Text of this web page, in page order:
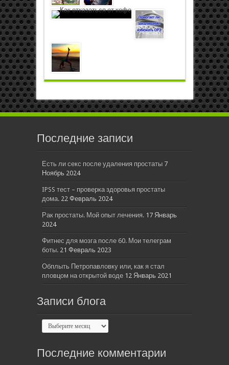
Последние записи
Есть ли секс после удаления простаты 7
Ноябрь 2024
IPSS тест – проверка здоровья простаты
дома. 22 Февраль 2024
Рак простаты. Мой опыт лечения. 17 Январь
2024
Фитнес для мозга после 60. Мои телеграм
боты. 21 Февраль 2023
Обплыть Петропавловку или, как я стал
пловцом на открытой воде 12 Январь 2021
Записи блога
Последние комментарии